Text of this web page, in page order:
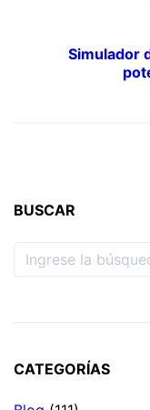
Simulador
BUSCAR
CATEGORÍAS